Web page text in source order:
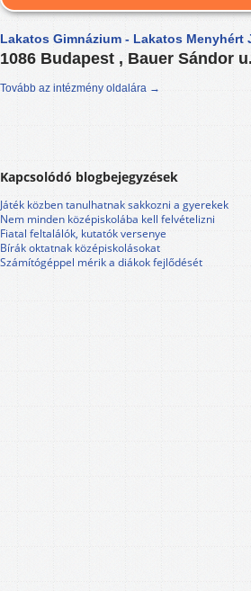
Lakatos Gimnázium - Lakatos
1086 Budapest , Bauer Sándor
Tovább az intézmény oldalára →
Kapcsolódó blogbejegyzések
Játék közben tanulhatnak sakkozni a gyerekek
Nem minden középiskolába kell felvételizni
Fiatal feltalálók, kutatók versenye
Bírák oktatnak középiskolásokat
Számítógéppel mérik a diákok fejlődését